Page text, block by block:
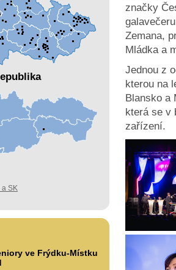
a SK
ve Frýdku-Místku
značky
Zemana,
Mládka a
Jednou z
kterou na
Blansko a
která se v
zařízení.